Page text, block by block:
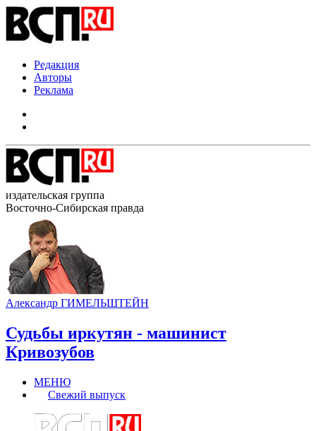
Редакция
Авторы
Реклама
издательская группа
Восточно-Сибирская правда
Александр ГИМЕЛЬШТЕЙН
Судьбы иркутян - машинист
Кривозубов
МЕНЮ
Свежий выпуск